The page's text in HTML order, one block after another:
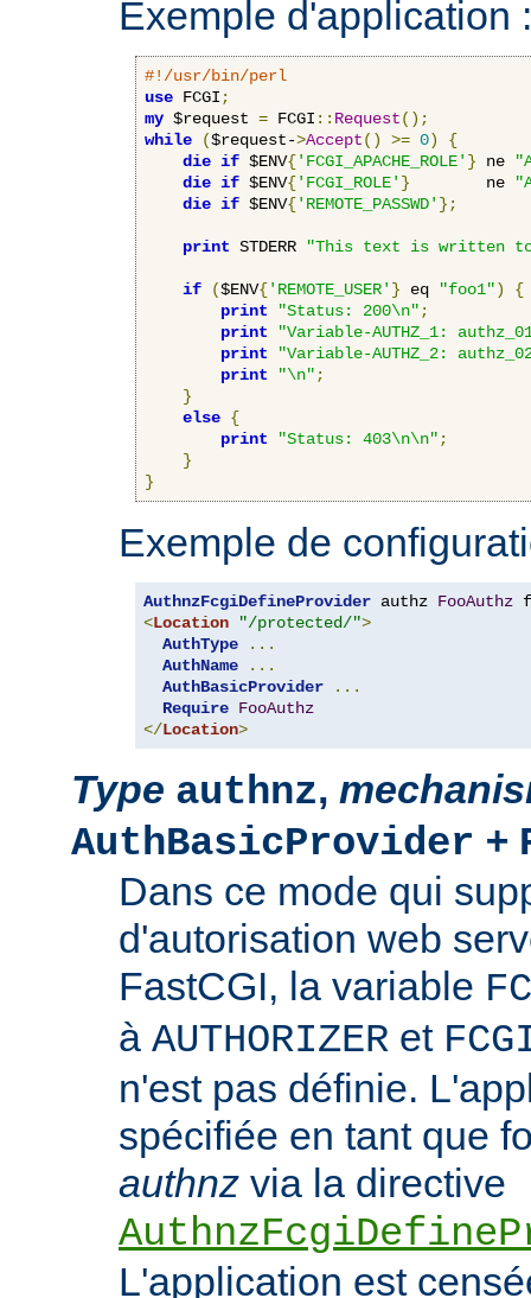
Exemple d'application :
#!/usr/bin/perl
use FCGI ;
my $request = FCGI :: Request();
while
($request->Accept() >= 0)
{
die if $ENV{'FCGI_APACHE_ROLE' } ne
die if $ENV{'FCGI_ROLE' }
        ne
die if $ENV{'REMOTE_PASSWD' };
print STDERR "This text is written
if ($ENV{'REMOTE_USER' } eq "foo1")
{
print
"Status: 200\n" ;
print
"Variable-AUTHZ_1:
print
"Variable-AUTHZ_2:
print
"\n" ;
}
else {
print
"Status: 403\n\n" ;
}
}
Exemple de
AuthnzFcgiDefineProvider authz FooAuthz
<Location "/protected/">
AuthType
...
AuthName
...
AuthBasicProvider
...
Require FooAuthz
</Location>
Type authnz,
AuthBasicProvider +
Dans ce mode qui
d'autorisation web
FastCGI, la variable
à AUTHORIZER et
n'est pas définie.
spécifiée en tant que
authnz via la directive
L'application est